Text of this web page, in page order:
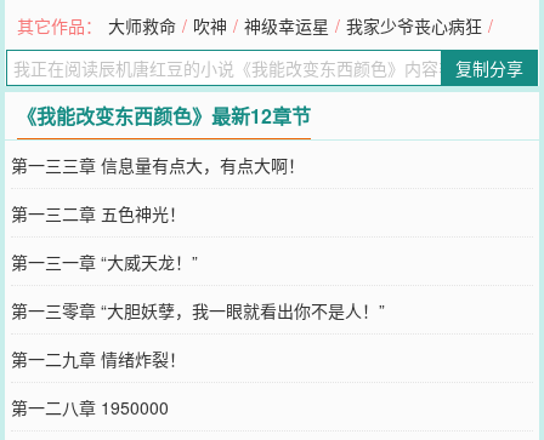
绿……好像也还不错啊！老爸洪长天：“小狂啊，我每天给你五百万零
花钱，随便花！只要不来我公司就行！”————————这是一个掌
握了奇怪异能的败家子，折腾全世界的故事。————————已有
完本均订破两万作品：《重生之神级败家子》、《神级幸运星》、
《欧神》，书荒可看。
您要是觉得《 我能改变东西颜色 》还不错的话请不要忘记向您QQ群和
微博微信里的朋友推荐哦！
其它作品： 大师救命 / 吹神 / 神级幸运星 / 我家少爷丧心病狂 /
复制分享
《我能改变东西颜色》最新12章节
第一三三章 信息量有点大，有点大啊！
第一三二章 五色神光！
第一三一章 “大威天龙！”
第一三零章 “大胆妖孽，我一眼就看出你不是人！”
第一二九章 情绪炸裂！
第一二八章 1950000